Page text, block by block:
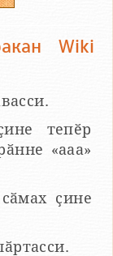
Wiki
тепӗр
«ааа»
сӑмах ҫине